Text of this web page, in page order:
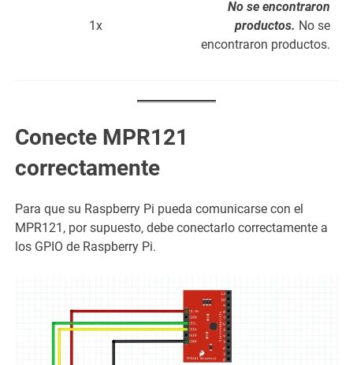
1x
No se encontraron
productos. No se
encontraron productos.
Conecte MPR121
correctamente
Para que su Raspberry Pi pueda comunicarse con el
MPR121, por supuesto, debe conectarlo correctamente a
los GPIO de Raspberry Pi.